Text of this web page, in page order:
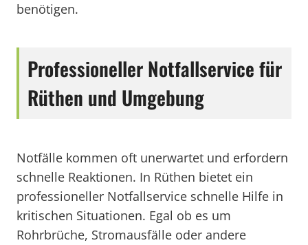
benötigen.
Professioneller Notfallservice für
Rüthen und Umgebung
Notfälle kommen oft unerwartet und erfordern
schnelle Reaktionen. In Rüthen bietet ein
professioneller Notfallservice schnelle Hilfe in
kritischen Situationen. Egal ob es um
Rohrbrüche, Stromausfälle oder andere